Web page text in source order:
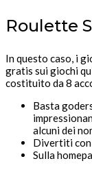
Roulette
In questo caso, i
gratis sui giochi
costituito da 8
Basta
alcuni dei
Divertiti con
Sulla